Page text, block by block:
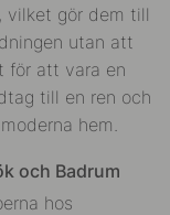
vilket gör dem till
utan att
för att vara en
till en ren och
hem.
och Badrum
hos